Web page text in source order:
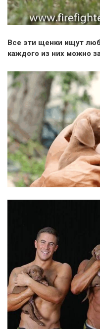
Все эти щенки ищут
каждого из них можно